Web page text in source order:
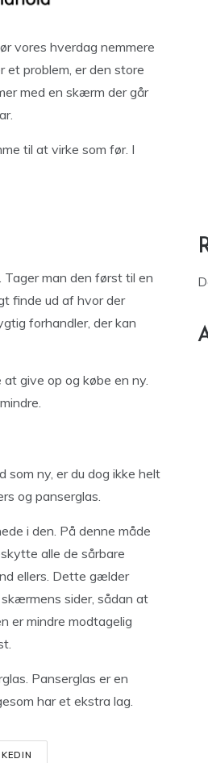
vores hverdag nemmere
et problem, er den store
med en skærm der går
til at virke som før. I
man den først til en
finde ud af hvor der
forhandler, der kan
give op og købe en ny.
som ny, er du dog ikke helt
og panserglas.
i den. På denne måde
alle de sårbare
ellers. Dette gælder
sider, sådan at
er mindre modtagelig
Panserglas er en
har et ekstra lag.